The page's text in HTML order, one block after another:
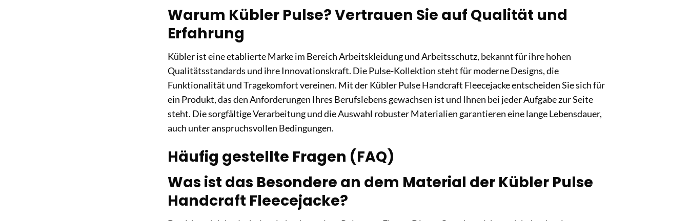
Warum Kübler Pulse? Vertrauen Sie auf Qualität und
Erfahrung
Kübler ist eine etablierte Marke im Bereich Arbeitskleidung und Arbeitsschutz, bekannt für ihre hohen
Qualitätsstandards und ihre Innovationskraft. Die Pulse-Kollektion steht für moderne Designs, die
Funktionalität und Tragekomfort vereinen. Mit der Kübler Pulse Handcraft Fleecejacke entscheiden Sie sich für
ein Produkt, das den Anforderungen Ihres Berufslebens gewachsen ist und Ihnen bei jeder Aufgabe zur Seite
steht. Die sorgfältige Verarbeitung und die Auswahl robuster Materialien garantieren eine lange Lebensdauer,
auch unter anspruchsvollen Bedingungen.
Häufig gestellte Fragen (FAQ)
Was ist das Besondere an dem Material der Kübler Pulse
Handcraft Fleecejacke?